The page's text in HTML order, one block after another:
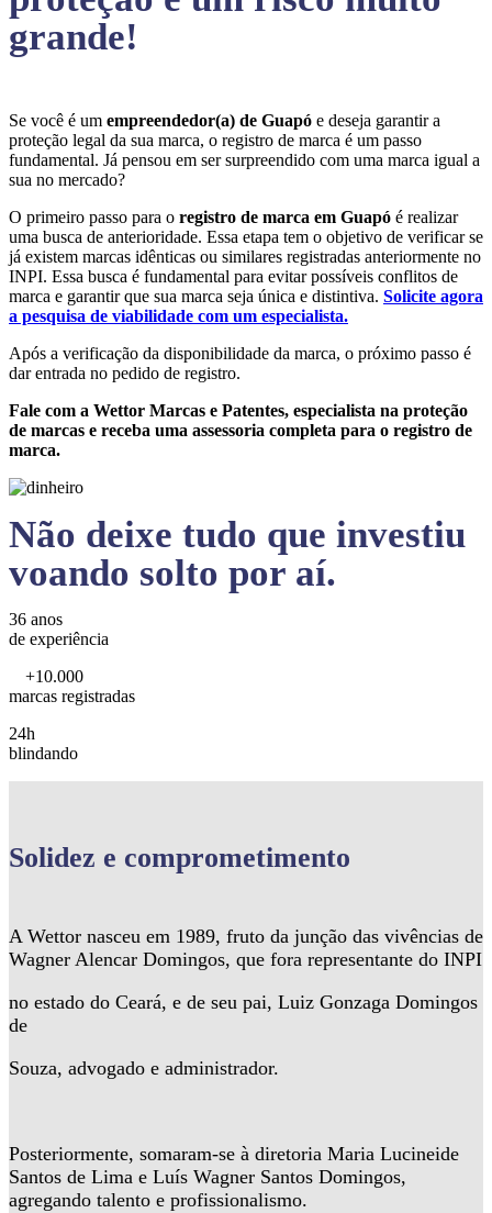
grande!
Se você é um empreendedor(a) de Guapó e deseja garantir a
proteção legal da sua marca, o registro de marca é um passo
fundamental. Já pensou em ser surpreendido com uma marca igual a
sua no mercado?
O primeiro passo para o registro de marca em Guapó é realizar
uma busca de anterioridade. Essa etapa tem o objetivo de verificar se
já existem marcas idênticas ou similares registradas anteriormente no
INPI. Essa busca é fundamental para evitar possíveis conflitos de
marca e garantir que sua marca seja única e distintiva. Solicite agora
a pesquisa de viabilidade com um especialista.
Após a verificação da disponibilidade da marca, o próximo passo é
dar entrada no pedido de registro.
Fale com a Wettor Marcas e Patentes, especialista na proteção
de marcas e receba uma assessoria completa para o registro de
marca.
Não deixe tudo que investiu
voando solto por aí.
36 anos
de experiência
+10.000
marcas registradas
24h
blindando
Solidez e comprometimento
A Wettor nasceu em 1989, fruto da junção das vivências de
Wagner Alencar Domingos, que fora representante do INPI
no estado do Ceará, e de seu pai, Luiz Gonzaga Domingos
de
Souza, advogado e administrador.
Posteriormente, somaram-se à diretoria Maria Lucineide
Santos de Lima e Luís Wagner Santos Domingos,
agregando talento e profissionalismo.